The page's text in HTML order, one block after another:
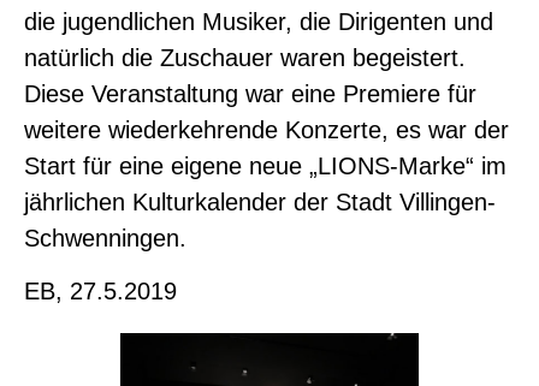
die jugendlichen Musiker, die Dirigenten und
natürlich die Zuschauer waren begeistert.
Diese Veranstaltung war eine Premiere für
weitere wiederkehrende Konzerte, es war der
Start für eine eigene neue „LIONS-Marke“ im
jährlichen Kulturkalender der Stadt Villingen-
Schwenningen.
EB, 27.5.2019